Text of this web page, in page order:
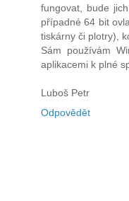
fungovat, bude
případné 64 bit
tiskárny či plotry),
Sám používám
aplikacemi k plné
Luboš Petr
Odpovědět